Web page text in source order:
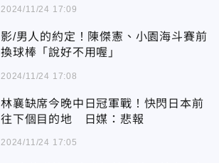
2024/11/24 17:09
影/男人的約定！陳傑憲、小園海斗賽前
換球棒「說好不用喔」
2024/11/24 17:08
林襄缺席今晚中日冠軍戰！快閃日本前
往下個目的地 日媒：悲報
2024/11/24 17:05